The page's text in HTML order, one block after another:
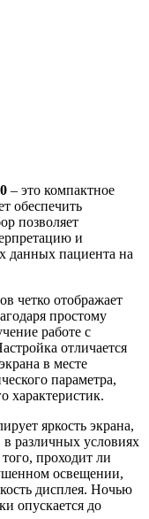
– это компактное
обеспечить
позволяет
и
данных пациента на
четко отображает
простому
работе с
отличается
в месте
параметра,
характеристик.
яркость экрана,
в различных условиях
проходит ли
освещении,
дисплея. Ночью
опускается до